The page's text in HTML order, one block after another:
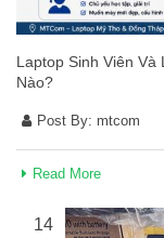
Laptop Sinh Viên
Nào?
Post By: mtcom
Read More
14